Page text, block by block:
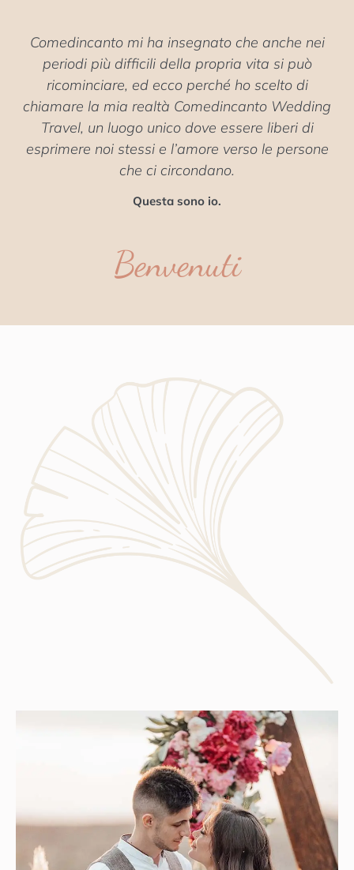
Comedincanto mi ha insegnato che anche nei
periodi più difficili della propria vita si può
ricominciare, ed ecco perché ho scelto di
chiamare la mia realtà Comedincanto Wedding
Travel, un luogo unico dove essere liberi di
esprimere noi stessi e l’amore verso le persone
che ci circondano.
Questa sono io.
Benvenuti